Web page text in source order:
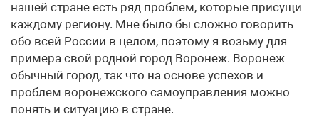
нашей стране есть ряд проблем, которые присущи
каждому региону. Мне было бы сложно говорить
обо всей России в целом, поэтому я возьму для
примера свой родной город Воронеж. Воронеж
обычный город, так что на основе успехов и
проблем воронежского самоуправления можно
понять и ситуацию в стране.